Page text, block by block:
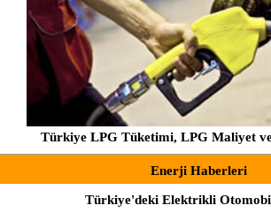
Türkiye LPG Tüketimi, LPG Maliyet
Enerji Haberleri
Türkiye'deki Elektrikli Otomobil